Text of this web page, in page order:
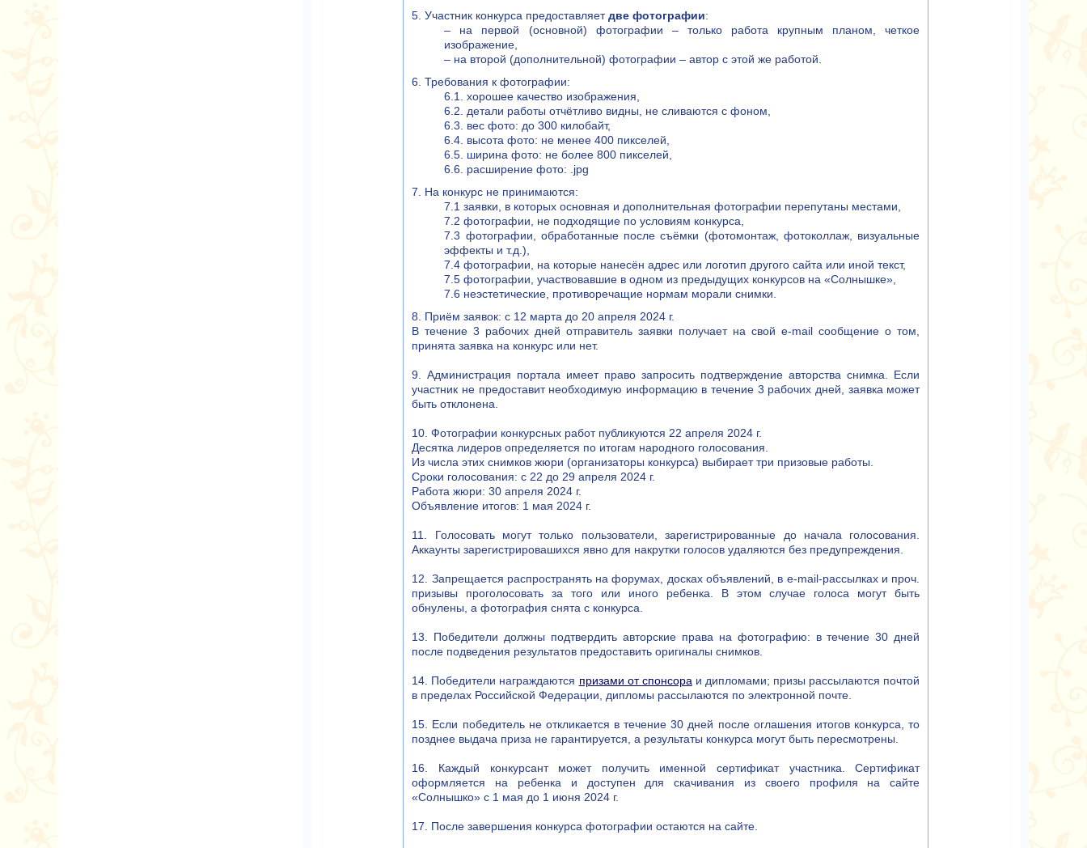
5. Участник конкурса предоставляетдве фотографии:
– на первой (основной) фотографии – только работа крупным планом, четкое
изображение,
– на второй (дополнительной) фотографии – автор с этой же работой.
6. Требования к фотографии:
6.1. хорошее качество изображения,
6.2. детали работы отчётливо видны, не сливаются с фоном,
6.3. вес фото: до 300 килобайт,
6.4. высота фото: не менее 400 пикселей,
6.5. ширина фото: не более 800 пикселей,
6.6. расширение фото: .jpg
7. На конкурс не принимаются:
7.1 заявки, в которых основная и дополнительная фотографии перепутаны местами,
7.2 фотографии, не подходящие по условиям конкурса,
7.3 фотографии, обработанные после съёмки (фотомонтаж, фотоколлаж, визуальные
эффекты и т.д.),
7.4 фотографии, на которые нанесён адрес или логотип другого сайта или иной текст,
7.5 фотографии, участвовавшие в одном из предыдущих конкурсов на «Солнышке»,
7.6 неэстетические, противоречащие нормам морали снимки.
8. Приём заявок: с 12 марта до 20 апреля 2024 г.
В течение 3 рабочих дней отправитель заявки получает на свой e-mail сообщение о том,
принята заявка на конкурс или нет.
9. Администрация портала имеет право запросить подтверждение авторства снимка. Если
участник не предоставит необходимую информацию в течение 3 рабочих дней, заявка может
быть отклонена.
10. Фотографии конкурсных работ публикуются 22 апреля 2024 г.
Десятка лидеров определяется по итогам народного голосования.
Из числа этих снимков жюри (организаторы конкурса) выбирает три призовые работы.
Сроки голосования: с 22 до 29 апреля 2024 г.
Работа жюри: 30 апреля 2024 г.
Объявление итогов: 1 мая 2024 г.
11. Голосовать могут только пользователи, зарегистрированные до начала голосования.
Аккаунты зарегистрировашихся явно для накрутки голосов удаляются без предупреждения.
12. Запрещается распространять на форумах, досках объявлений, в e-mail-рассылках и проч.
призывы проголосовать за того или иного ребенка. В этом случае голоса могут быть
обнулены, а фотография снята с конкурса.
13. Победители должны подтвердить авторские права на фотографию: в течение 30 дней
после подведения результатов предоставить оригиналы снимков.
14. Победители награждаются призами от спонсора и дипломами; призы рассылаются почтой
в пределах Российской Федерации, дипломы рассылаются по электронной почте.
15. Если победитель не откликается в течение 30 дней после оглашения итогов конкурса, то
позднее выдача приза не гарантируется, а результаты конкурса могут быть пересмотрены.
16. Каждый конкурсант может получить именной сертификат участника. Сертификат
оформляется на ребенка и доступен для скачивания из своего профиля на сайте
«Солнышко» c 1 мая до 1 июня 2024 г.
17. После завершения конкурса фотографии остаются на сайте.